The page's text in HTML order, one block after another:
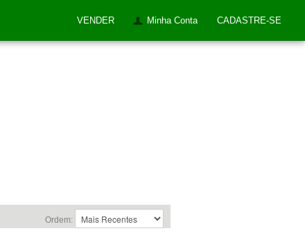
VENDER Minha Conta CADASTRE-SE
Ordem: